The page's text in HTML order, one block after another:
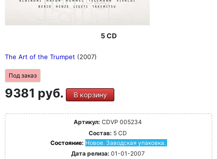
5 CD
The Art of the Trumpet (2007)
Под заказ
9381 руб. В корзину
Артикул: CDVP 005234
Состав: 5 CD
Состояние: Новое. Заводская упаковка.
Дата релиза: 01-01-2007